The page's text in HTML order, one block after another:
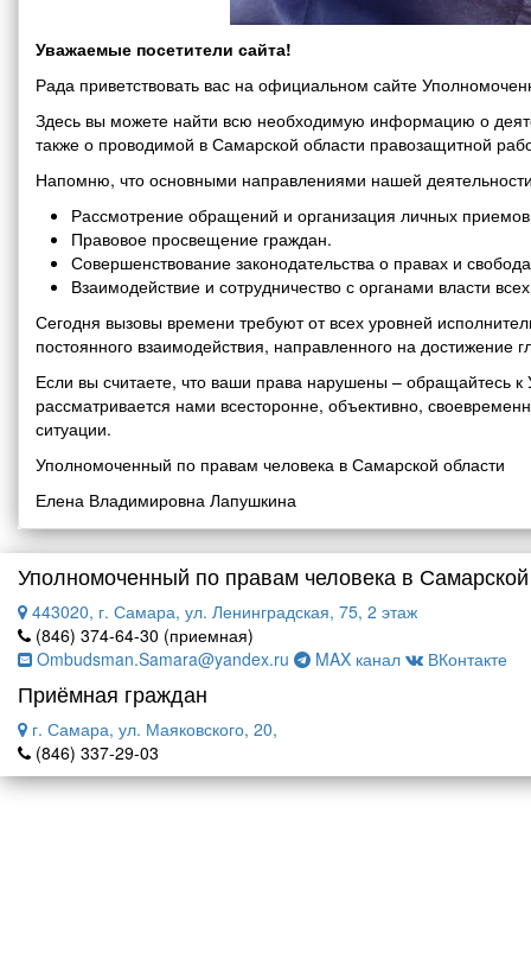
Уважаемые посетители сайта!
Рада приветствовать вас на официальном сайте
Здесь вы можете найти всю необходимую информацию о
также о проводимой в Самарской области правозащитной
Напомню, что основными направлениями нашей
Рассмотрение обращений и организация личных
Правовое просвещение граждан.
Совершенствование законодательства о правах и
Взаимодействие и сотрудничество с органами власти
Сегодня вызовы времени требуют от всех уровней
постоянного взаимодействия, направленного на
Если вы считаете, что ваши права нарушены – обращайтесь
рассматривается нами всесторонне, объективно,
ситуации.
Уполномоченный по правам человека в Самарской области
Елена Владимировна Лапушкина
Уполномоченный по правам человека в
443020, г. Самара, ул. Ленинградская, 75, 2 этаж
(846) 374-64-30 (приемная)
Ombudsman.Samara@yandex.ru
MAX канал ВКонтакте
Приёмная граждан
г. Самара, ул. Маяковского, 20,
(846) 337-29-03